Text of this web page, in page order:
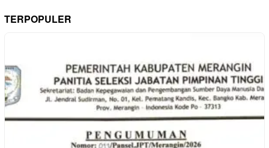
TERPOPULER